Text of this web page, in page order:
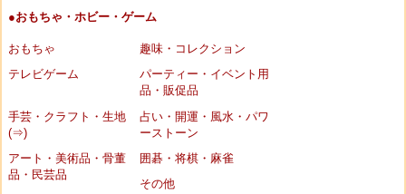
●おもちゃ・ホビー・ゲーム
おもちゃ
趣味・コレクション
テレビゲーム
パーティー・イベント用
品・販促品
手芸・クラフト・生地
(⇒)
占い・開運・風水・パワ
ーストーン
アート・美術品・骨董
品・民芸品
囲碁・将棋・麻雀
その他